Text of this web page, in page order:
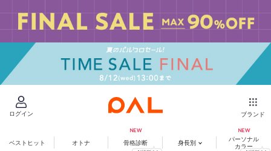
ログイン ブランド
ベストヒット オトナ 骨格診断 身長別
パーソナル
カラー